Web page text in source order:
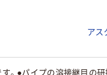
アス
。●パイプの溶接継目の研